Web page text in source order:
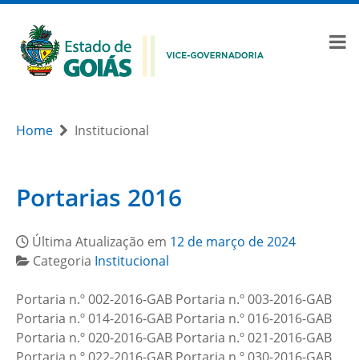
Home Institucional
Portarias 2016
Última Atualização em 12 de março de 2024
Categoria Institucional
Portaria n.º 002-2016-GAB Portaria n.º 003-2016-GAB
Portaria n.º 014-2016-GAB Portaria n.º 016-2016-GAB
Portaria n.º 020-2016-GAB Portaria n.º 021-2016-GAB